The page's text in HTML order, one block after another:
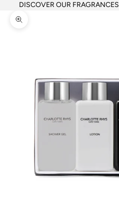
DISCOVER OUR FRAGRANCES
Zoom picture